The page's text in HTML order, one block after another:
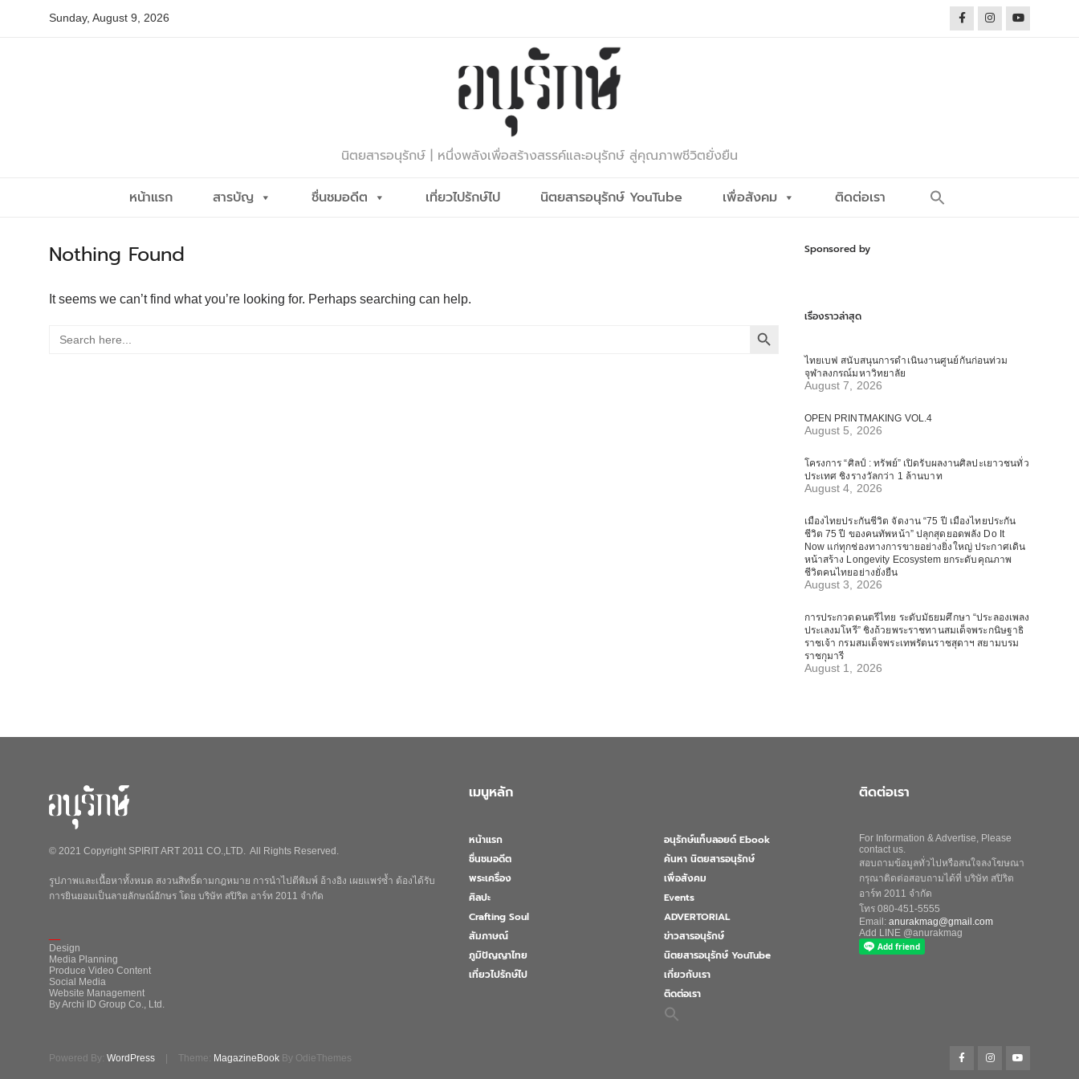
Sunday, August 9, 2026
นิตยสารอนุรักษ์ | หนึ่งพลังเพื่อสร้างสรรค์และอนุรักษ์ สู่คุณภาพชีวิตยั่งยืน
หน้าแรก สารบัญ ชื่นชมอดีต เที่ยวไปรักษ์ไป นิตยสารอนุรักษ์ YouTube เพื่อสังคม ติดต่อเรา
Nothing Found
It seems we can’t find what you’re looking for. Perhaps searching can help.
for:
Sponsored by
เรื่องราวล่าสุด
ไทยเบฟ สนับสนุนการดำเนินงานศูนย์กันก่อนท่วม
จุฬาลงกรณ์มหาวิทยาลัย
August 7, 2026
OPEN PRINTMAKING VOL.4
August 5, 2026
โครงการ “ศิลป์ : ทรัพย์” เปิดรับผลงานศิลปะเยาวชนทั่ว
ประเทศ ชิงรางวัลกว่า 1 ล้านบาท
August 4, 2026
เมืองไทยประกันชีวิต จัดงาน “75 ปี เมืองไทยประกัน
ชีวิต 75 ปี ของคนทัพหน้า” ปลุกสุดยอดพลัง Do It
Now แก่ทุกช่องทางการขายอย่างยิ่งใหญ่ ประกาศเดิน
หน้าสร้าง Longevity Ecosystem ยกระดับคุณภาพ
ชีวิตคนไทยอย่างยั่งยืน
August 3, 2026
การประกวดดนตรีไทย ระดับมัธยมศึกษา “ประลองเพลง
ประเลงมโหรี” ชิงถ้วยพระราชทานสมเด็จพระกนิษฐาธิ
ราชเจ้า กรมสมเด็จพระเทพรัตนราชสุดาฯ สยามบรม
ราชกุมารี
August 1, 2026
© 2021 Copyright SPIRIT ART 2011 CO.,LTD. All Rights Reserved.
รูปภาพและเนื้อหาทั้งหมด สงวนสิทธิ์ตามกฎหมาย การนำไปตีพิมพ์ อ้างอิง เผยแพร่ซ้ำ ต้องได้รับ
การยินยอมเป็นลายลักษณ์อักษร โดย บริษัท สปิริต อาร์ท 2011 จำกัด
Design
Media Planning
Produce Video Content
Social Media
Website Management
By Archi ID Group Co., Ltd.
เมนูหลัก
หน้าแรก
ชื่นชมอดีต
พระเครื่อง
ศิลปะ
Crafting Soul
สัมภาษณ์
ภูมิปัญญาไทย
เที่ยวไปรักษ์ไป
อนุรักษ์แท็บลอยด์ Ebook
ค้นหา นิตยสารอนุรักษ์
เพื่อสังคม
Events
ADVERTORIAL
ข่าวสารอนุรักษ์
นิตยสารอนุรักษ์ YouTube
เกี่ยวกับเรา
ติดต่อเรา
ติดต่อเรา
For Information & Advertise, Please
contact us.
สอบถามข้อมูลทั่วไปหรือสนใจลงโฆษณา
กรุณาติดต่อสอบถามได้ที่ บริษัท สปิริต
อาร์ท 2011 จำกัด
โทร 080-451-5555
Email: anurakmag@gmail.com
Add LINE @anurakmag
Powered By: WordPress Theme: MagazineBook By OdieThemes